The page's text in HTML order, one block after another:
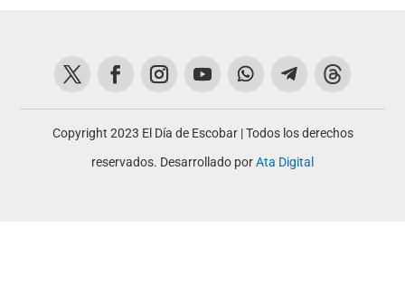
Copyright 2023 El Día de Escobar | Todos los derechos
reservados. Desarrollado porAta Digital